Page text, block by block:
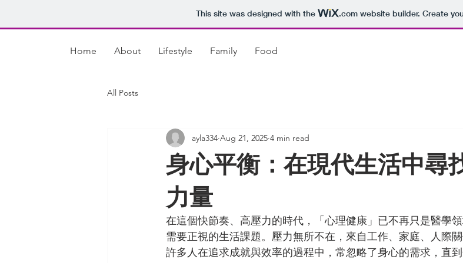
This site was designed with the .comwebsite builder. Create
Home About Lifestyle Family Food
All Posts
身心平衡：在現代生活中尋
力量
ayla334 Aug 21, 2025 4 min read
在這個快節奏、高壓力的時代，「心理健康」已不再只是醫學
需要正視的生活課題。壓力無所不在，來自工作、家庭、人際
許多人在追求成就與效率的過程中，常忽略了身心的需求，直